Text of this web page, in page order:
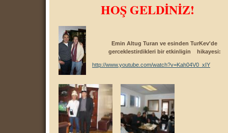
HOŞ GELDİNİZ!
Emin Altug Turan ve esinden TurKev'de
gerceklestirdikleri bir etkinligin hikayesi:
http://www.youtube.com/watch?v=Kah04V0_xIY